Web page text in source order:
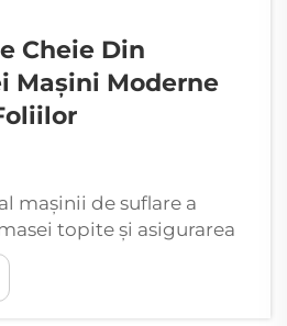
Cheie Din
Mașini Moderne
mașinii de suflare a
topite și asigurarea
Hopper-ul de
șurubului pentru un
începe să pătrundă în